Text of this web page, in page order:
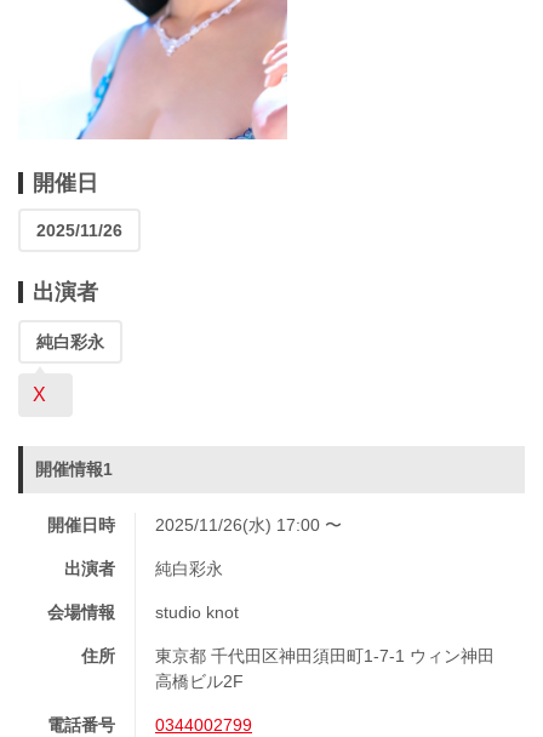
開催日
2025/11/26
出演者
純白彩永
X
開催情報1
開催日時 2025/11/26(水) 17:00 〜
出演者 純白彩永
会場情報 studio knot
住所
東京都 千代田区神田須田町1-7-1 ウィン神田
高橋ビル2F
電話番号 0344002799